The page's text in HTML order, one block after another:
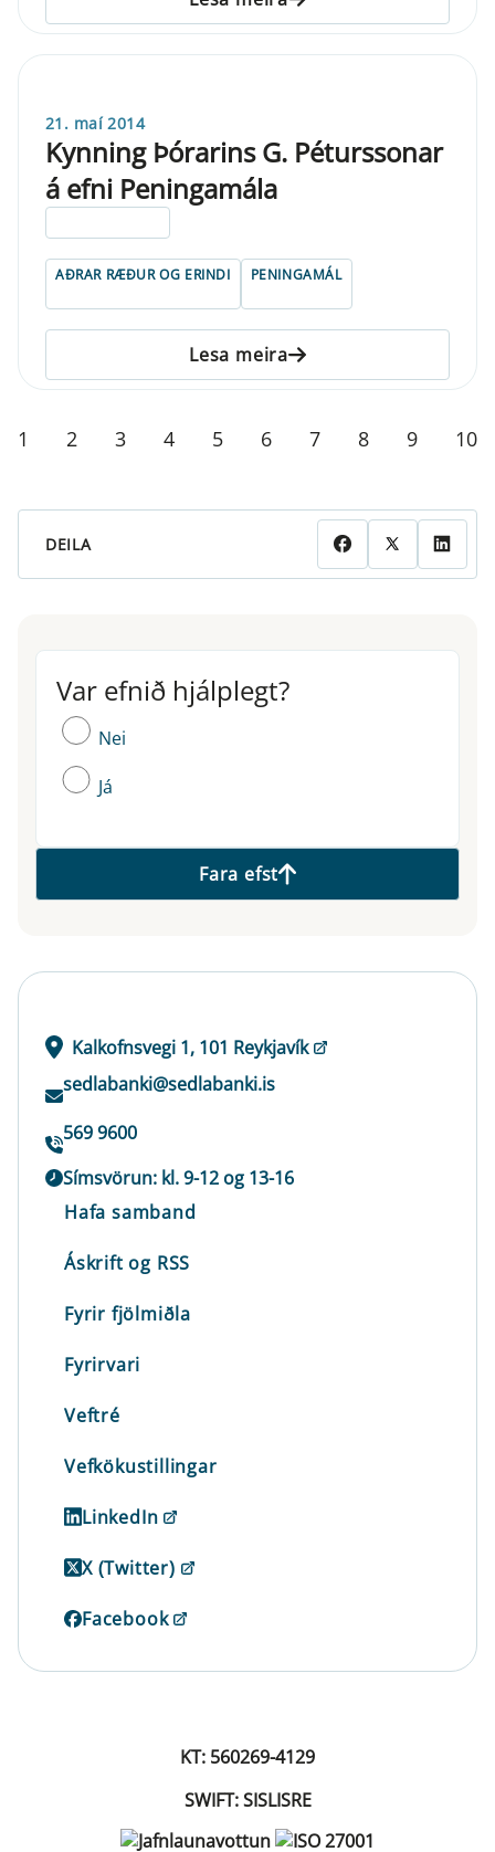
21. maí 2014
Kynning Þórarins G. Péturssonar
á efni Peningamála
AÐRAR RÆÐUR OG ERINDI PENINGAMÁL
Lesa meira
1 2 3 4 5 6 7 8 9 10
DEILA
Var efnið hjálplegt?
Var efnið hjálplegt?
Nei
Já
Fara efst
Kalkofnsvegi 1, 101 Reykjavík
sedlabanki@sedlabanki.is
569 9600
Símsvörun: kl. 9-12 og 13-16
Hafa samband
Áskrift og RSS
Fyrir fjölmiðla
Fyrirvari
Veftré
Vefkökustillingar
LinkedIn
X (Twitter)
Facebook
KT: 560269-4129
SWIFT: SISLISRE